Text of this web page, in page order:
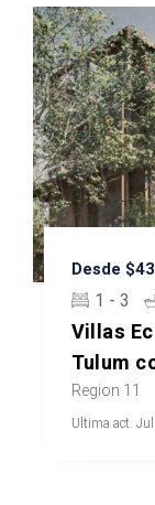
Desde
1 - 3
Villas
Tulum
Region 11
Ultima act.